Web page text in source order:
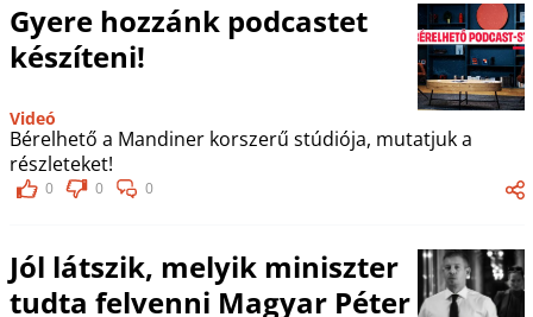
Gyere hozzánk podcastet
készíteni!
Videó
Bérelhető a Mandiner korszerű stúdiója, mutatjuk a
részleteket!
0 0 0
Jól látszik, melyik miniszter
tudta felvenni Magyar Péter